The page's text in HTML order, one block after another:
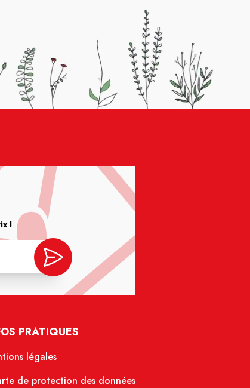
!
PRATIQUES
légales
de protection des données